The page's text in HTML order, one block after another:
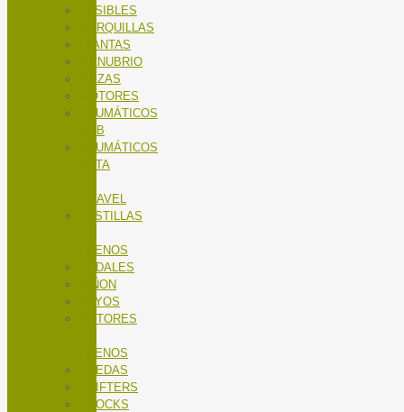
FUSIBLES
HORQUILLAS
LLANTAS
MANUBRIO
MAZAS
MOTORES
NEUMÁTICOS
MTB
NEUMÁTICOS
RUTA
GRAVEL
PASTILLAS
FRENOS
PEDALES
PIÑON
RAYOS
ROTORES
FRENOS
RUEDAS
SHIFTERS
SHOCKS